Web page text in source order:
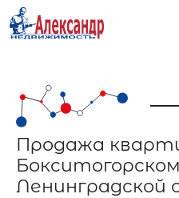
Продажа
Ленинградской